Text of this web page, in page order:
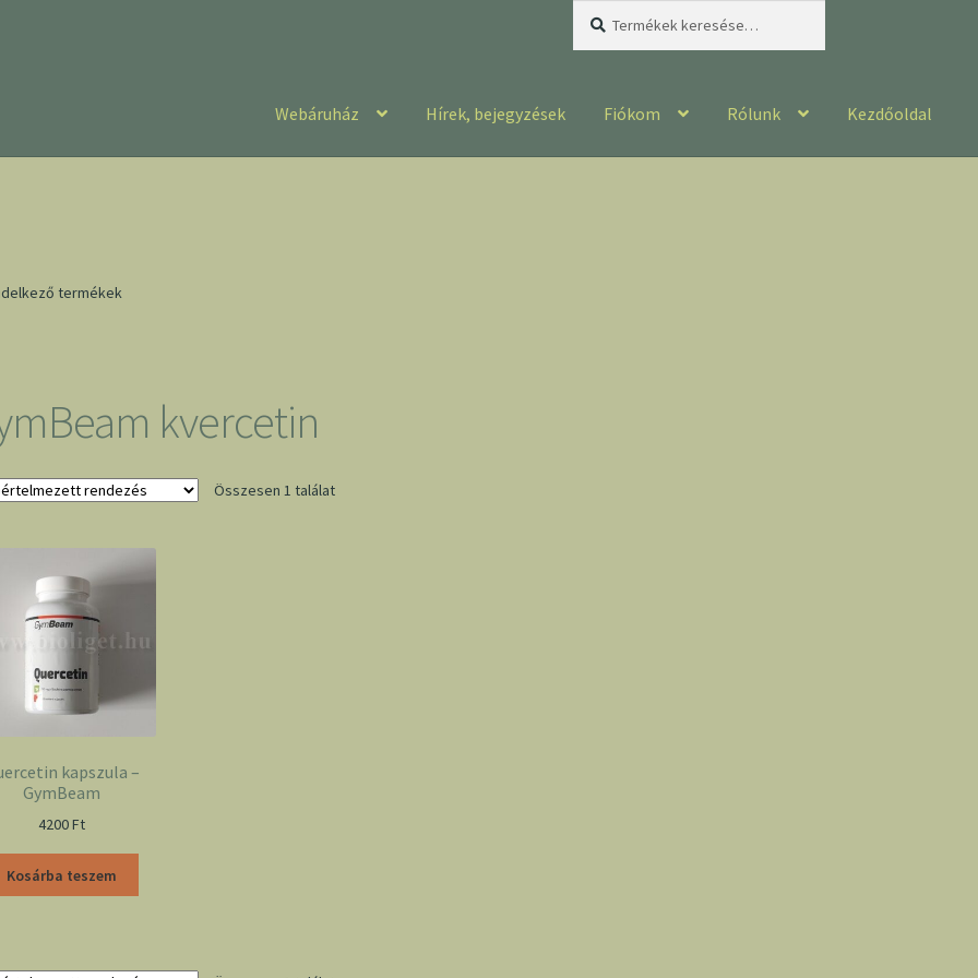
Webáruház Hírek, bejegyzések Fiókom Rólunk Kezdőoldal
termékek
kvercetin
Összesen 1 találat
kapszula –
GymBeam
4200Ft
Kosárba teszem